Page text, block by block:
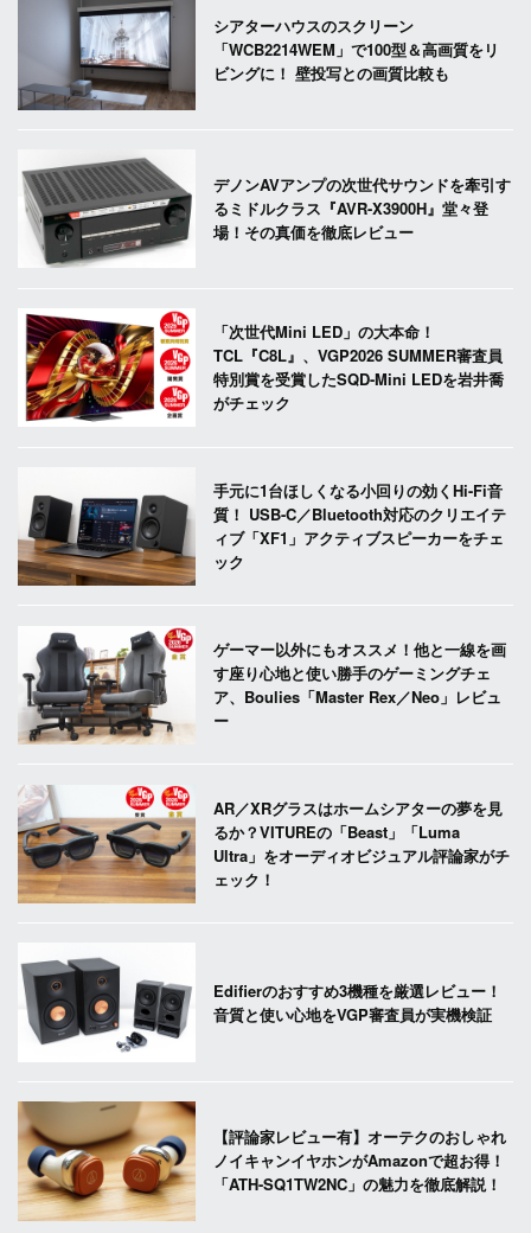
シアターハウスのスクリーン
「WCB2214WEM」で100型＆高画質をリ
ビングに！ 壁投写との画質比較も
デノンAVアンプの次世代サウンドを牽引す
るミドルクラス『AVR-X3900H』堂々登
場！その真価を徹底レビュー
「次世代Mini LED」の大本命！
TCL『C8L』、VGP2026 SUMMER審査員
特別賞を受賞したSQD-Mini LEDを岩井喬
がチェック
手元に1台ほしくなる小回りの効くHi-Fi音
質！ USB-C／Bluetooth対応のクリエイテ
ィブ「XF1」アクティブスピーカーをチェ
ック
ゲーマー以外にもオススメ！他と一線を画
す座り心地と使い勝手のゲーミングチェ
ア、Boulies「Master Rex／Neo」レビュ
ー
AR／XRグラスはホームシアターの夢を見
るか？VITUREの「Beast」「Luma
Ultra」をオーディオビジュアル評論家がチ
ェック！
Edifierのおすすめ3機種を厳選レビュー！
音質と使い心地をVGP審査員が実機検証
【評論家レビュー有】オーテクのおしゃれ
ノイキャンイヤホンがAmazonで超お得！
「ATH-SQ1TW2NC」の魅力を徹底解説！